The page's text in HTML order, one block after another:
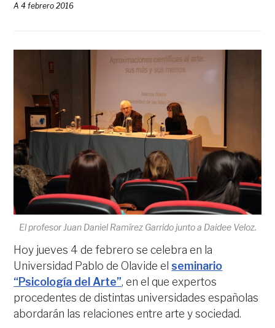
A4 febrero 2016
El profesor Juan Daniel Ramírez Garrido junto a Daidee Veloz.
Hoy jueves 4 de febrero se celebra en la
Universidad Pablo de Olavide elseminario
“Psicología del Arte”, en el que expertos
procedentes de distintas universidades españolas
abordarán las relaciones entre arte y sociedad.